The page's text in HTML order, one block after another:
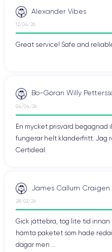
Alexander Vibes
12/04/26
Great service! Safe and
Bo-Göran Willy
04/04/26
En mycket prisvärd begagnad
fungerar helt klanderfritt. Jag
Certideal.
James Callum Craigen
28/02/26
Gick jättebra, tog lite tid innan
hämta paketet som hade
dagar men ...